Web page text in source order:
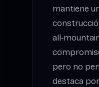
mantiene
pero no
destaca